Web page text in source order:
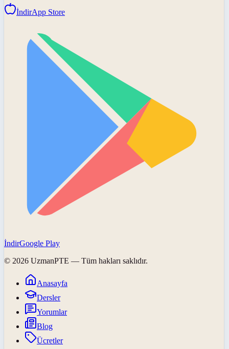
İndirApp Store
İndirGoogle Play
© 2026 UzmanPTE — Tüm hakları saklıdır.
Anasayfa
Dersler
Yorumlar
Blog
Ücretler